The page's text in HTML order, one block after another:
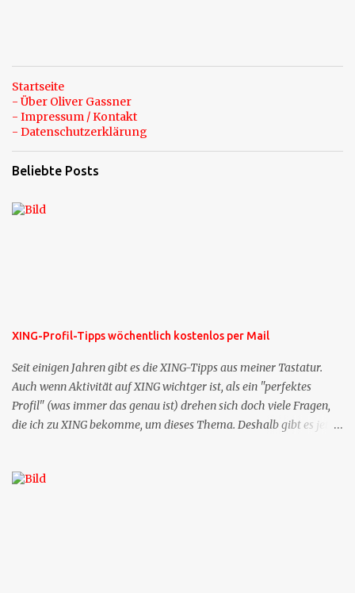
Startseite
- Über Oliver Gassner
- Impressum / Kontakt
- Datenschutzerklärung
Beliebte Posts
XING-Profil-Tipps wöchentlich kostenlos per Mail
Seit einigen Jahren gibt es die XING-Tipps aus meiner Tastatur.
Auch wenn Aktivität auf XING wichtger ist, als ein "perfektes
Profil" (was immer das genau ist) drehen sich doch viele Fragen,
die ich zu XING bekomme, um dieses Thema. Deshalb gibt es jetzt
bekommen Sie kostenlos eine weitere Folge. Die Startsequenz ist 16